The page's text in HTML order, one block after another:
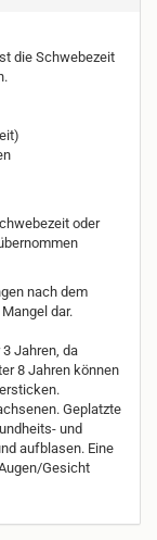
die Schwebezeit
oder
nach dem
dar.
Jahren, da
8 Jahren können
Geplatzte
und
aufblasen. Eine
Gesicht